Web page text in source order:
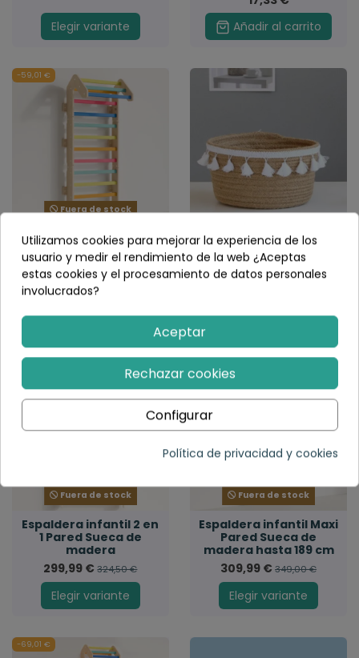
Elegir variante
Añadir al carrito
-59,01 €
Fuera de stock
Espaldera infantil Mini
Pared Sueca de
madera hasta 141 cm
229,99 €289,00 €
Elegir variante
Cesto de yute
(2)
8,99 €
Elegir variante
-24,51 €
Fuera de stock
Espaldera infantil 2 en
1 Pared Sueca de
madera
299,99 €324,50 €
Elegir variante
-39,01 €
Fuera de stock
Espaldera infantil Maxi
Pared Sueca de
madera hasta 189 cm
309,99 €349,00 €
Elegir variante
-69,01 €
Utilizamos cookies para mejorar la experiencia de los
usuario y medir el rendimiento de la web ¿Aceptas
estas cookies y el procesamiento de datos personales
involucrados?
Aceptar
Rechazar cookies
Configurar
Política de privacidad y cookies